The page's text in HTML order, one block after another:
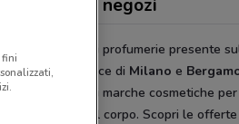
offerte e negozi
è una catena di profumerie presente
tra le province di Milano e
delle migliori marche cosmetiche
e il benessere del corpo. Scopri le
fini